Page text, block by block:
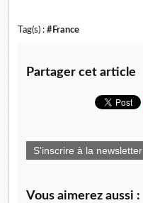
Tag(s) : #France
Partager cet article
S'inscrire à la newsletter
Vous aimerez aussi :